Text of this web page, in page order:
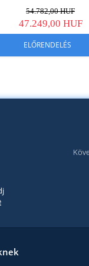
54.782,00 HUF
47.249,00 HUF
ELŐRENDELÉS